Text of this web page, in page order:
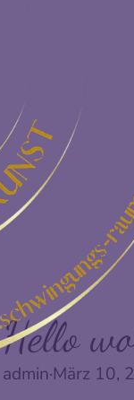
Hello
admin·März 10,